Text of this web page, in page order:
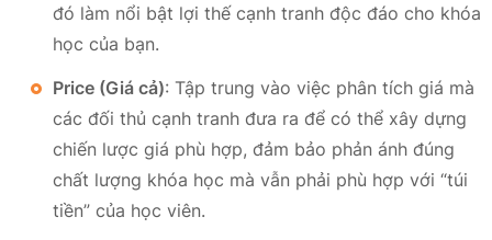
đó làm nổi bật lợi thế cạnh tranh độc đáo cho khóa
học của bạn.
Price (Giá cả): Tập trung vào việc phân tích giá mà
các đối thủ cạnh tranh đưa ra để có thể xây dựng
chiến lược giá phù hợp, đảm bảo phản ánh đúng
chất lượng khóa học mà vẫn phải phù hợp với “túi
tiền” của học viên.